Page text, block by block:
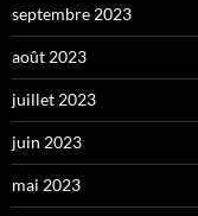
septembre 2023
août 2023
juillet 2023
juin 2023
mai 2023